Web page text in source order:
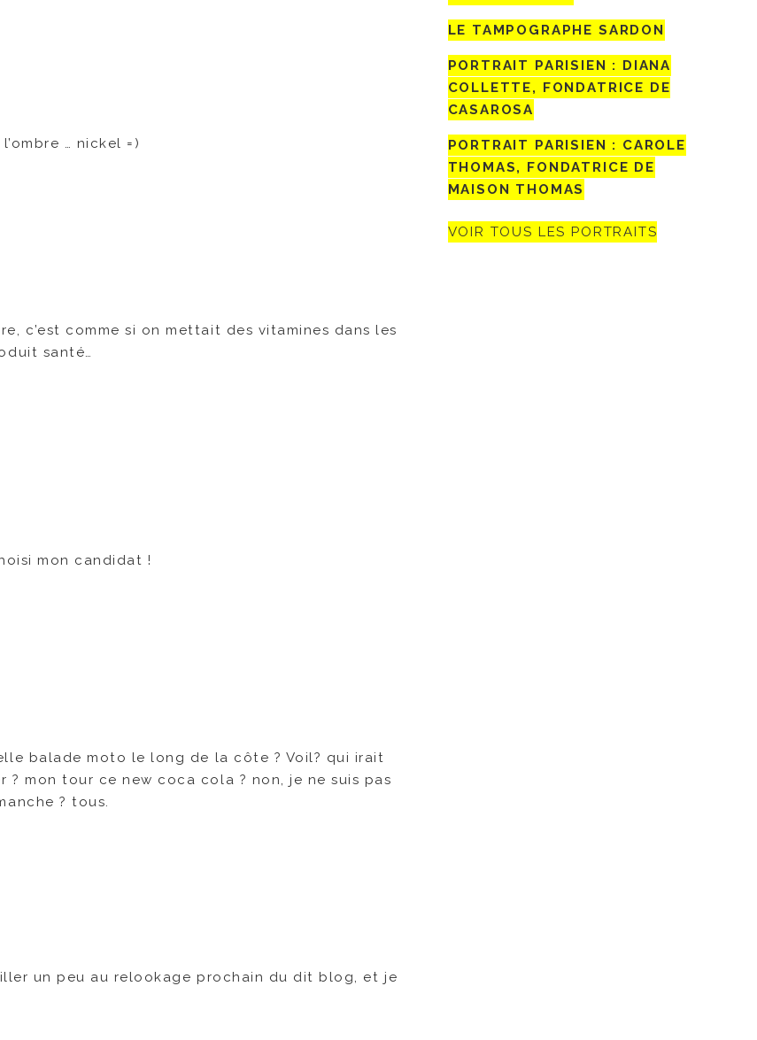
… nickel =)
c’est comme si on mettait des vitamines dans les
santé…
mon candidat !
balade moto le long de la côte ? Voil? qui irait
? mon tour ce new coca cola ? non, je ne suis pas
? tous.
un peu au relookage prochain du dit blog, et je
LE TAMPOGRAPHE SARDON
PORTRAIT PARISIEN : DIANA
COLLETTE, FONDATRICE DE
CASAROSA
PORTRAIT PARISIEN : CAROLE
THOMAS, FONDATRICE DE
MAISON THOMAS
VOIR TOUS LES PORTRAITS